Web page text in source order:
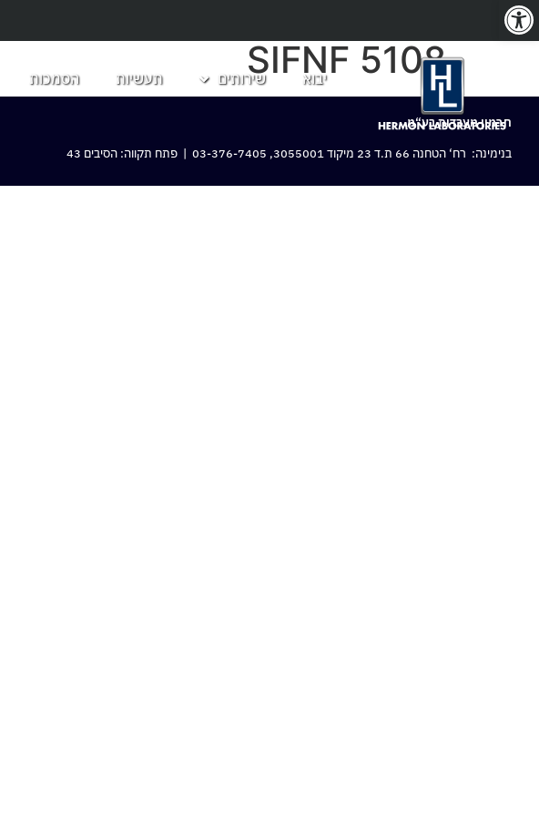
יבוא שירותים תעשיות הסמכות SIFNF 5108
חרמון מעבדות בע“מ
בנימינה: רח‘ הטחנה 66 ת.ד 23 מיקוד 3055001,
03-376-7405 | פתח תקווה: הסיבים 43